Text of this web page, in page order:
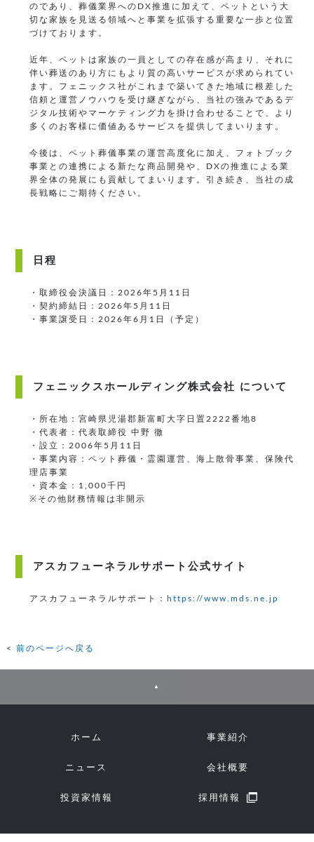
のであり、葬儀業界へのDX推進に加えて、ペットという大
切な家族を見送る領域へと事業を拡張する重要な一歩と位置
づけております。
近年、ペットは家族の一員としての存在感が高まり、それに
伴い葬送のあり方にもより質の高いサービスが求められてい
ます。フェニックス社がこれまで築いてきた地域に根差した
信頼と運営ノウハウを受け継ぎながら、当社の強みであるデ
ジタル技術やマーケティング力を掛け合わせることで、より
多くのお客様に価値あるサービスを提供してまいります。
今後は、ペット葬儀事業の運営高度化に加え、フォトブック
事業との連携による新たな商品開発や、DXの推進による業
界全体の発展にも貢献してまいります。引き続き、当社の成
長戦略にご期待ください。
日程
・取締役会決議日：2026年5月11日
・契約締結日：2026年5月11日
・事業譲受日：2026年6月1日（予定）
フェニックスホールディング株式会社 について
・所在地：宮崎県児湯郡新富町大字日置2222番地8
・代表者：代表取締役 中野 徹
・設立：2006年5月11日
・事業内容：ペット葬儀・霊園運営、海上散骨事業、保険代
理店事業
・資本金：1,000千円
※その他財務情報は非開示
アスカフューネラルサポート公式サイト
アスカフューネラルサポート： https://www.mds.ne.jp
前のページへ戻る
▲
ホーム 事業紹介
ニュース 会社概要
投資家情報 採用情報